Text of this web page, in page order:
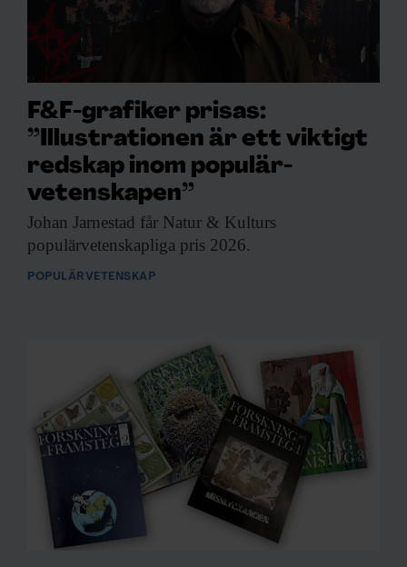
F&F-grafiker prisas:
”Illustrationen är ett viktigt
redskap inom populär­
vetenskapen”
Johan Jarnestad får Natur & Kulturs
populärvetenskapliga pris 2026.
POPULÄRVETENSKAP